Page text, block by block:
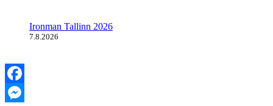
Ironman Tallinn 2026
7.8.2026
Facebook